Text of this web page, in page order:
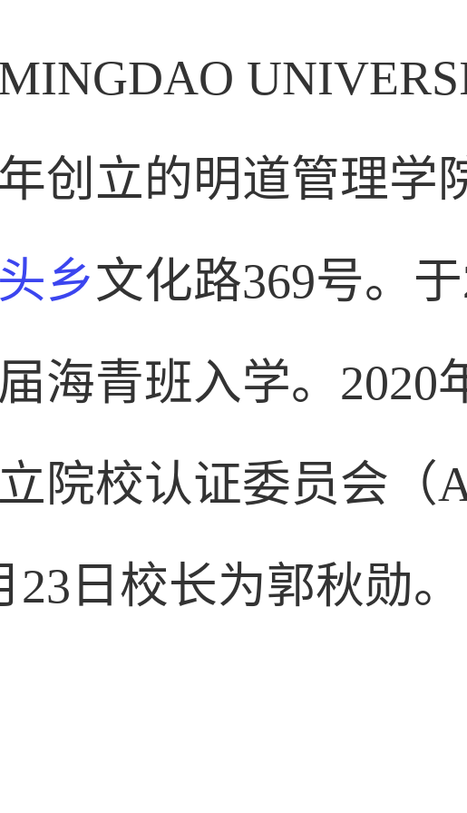
创立的明道管理学
乡文化路369号。
海青班入学。2020
院校认证委员会（
23日校长为郭秋勋。